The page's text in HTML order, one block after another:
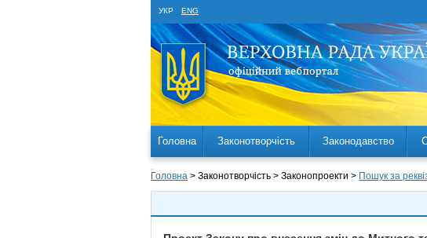
УКР ENG
Головна Законотворчість Законодавство
Головна > Законотворчість > Законопроекти > Пошук за